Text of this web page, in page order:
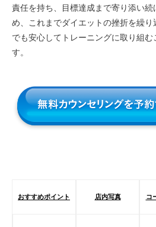
責任を持ち、目標達成まで寄り添い続
め、これまでダイエットの挫折を繰り
でも安心してトレーニングに取り組む
す。
おすすめポイント 店内写真 コ